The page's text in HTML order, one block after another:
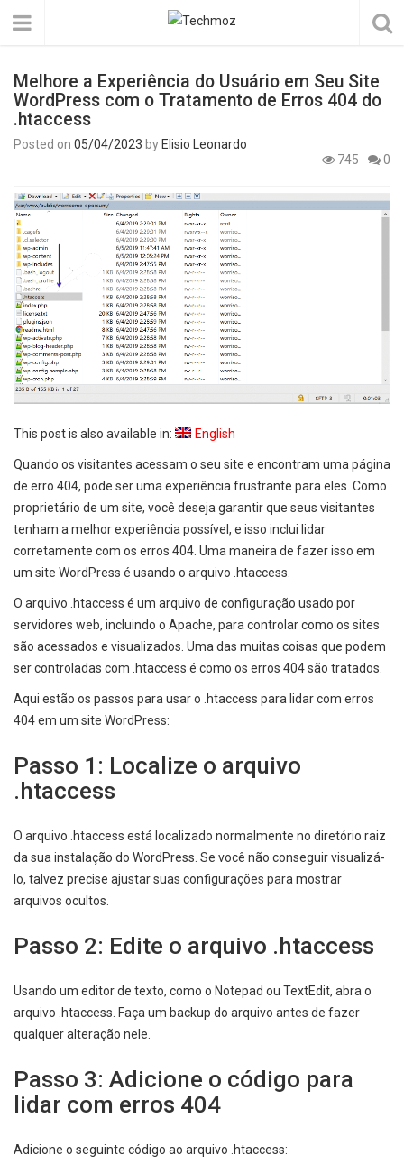
Melhore a Experiência do Usuário em Seu Site
WordPress com o Tratamento de Erros 404 do
.htaccess
Posted on 05/04/2023 by Elisio Leonardo
745
0
This post is also available in: English
Quando os visitantes acessam o seu site e encontram uma página
de erro 404, pode ser uma experiência frustrante para eles. Como
proprietário de um site, você deseja garantir que seus visitantes
tenham a melhor experiência possível, e isso inclui lidar
corretamente com os erros 404. Uma maneira de fazer isso em
um site WordPress é usando o arquivo .htaccess.
O arquivo .htaccess é um arquivo de configuração usado por
servidores web, incluindo o Apache, para controlar como os sites
são acessados e visualizados. Uma das muitas coisas que podem
ser controladas com .htaccess é como os erros 404 são tratados.
Aqui estão os passos para usar o .htaccess para lidar com erros
404 em um site WordPress:
Passo 1: Localize o arquivo
.htaccess
O arquivo .htaccess está localizado normalmente no diretório raiz
da sua instalação do WordPress. Se você não conseguir visualizá-
lo, talvez precise ajustar suas configurações para mostrar
arquivos ocultos.
Passo 2: Edite o arquivo .htaccess
Usando um editor de texto, como o Notepad ou TextEdit, abra o
arquivo .htaccess. Faça um backup do arquivo antes de fazer
qualquer alteração nele.
Passo 3: Adicione o código para
lidar com erros 404
Adicione o seguinte código ao arquivo .htaccess: